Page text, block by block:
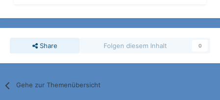
Share Folgen diesem Inhalt 0
Gehe zur Themenübersicht